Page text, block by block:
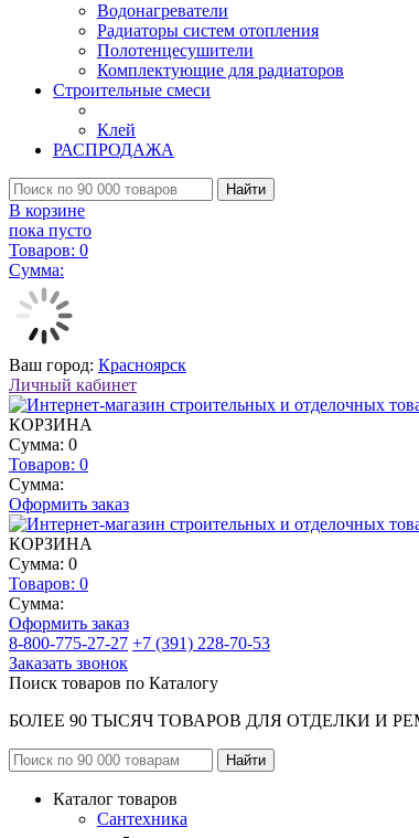
Водонагреватели
Радиаторы систем отопления
Полотенцесушители
Комплектующие для радиаторов
Строительные смеси
Клей
РАСПРОДАЖА
Найти
В корзине
пока пусто
Товаров: 0
Сумма:
Ваш город: Красноярск
Личный кабинет
КОРЗИНА
Сумма: 0
Товаров: 0
Сумма:
Оформить заказ
КОРЗИНА
Сумма: 0
Товаров: 0
Сумма:
Оформить заказ
8-800-775-27-27 +7 (391) 228-70-53
Заказать звонок
Поиск товаров по Каталогу
БОЛЕЕ 90 ТЫСЯЧ ТОВАРОВ ДЛЯ ОТДЕЛКИ И
Каталог товаров
Сантехника